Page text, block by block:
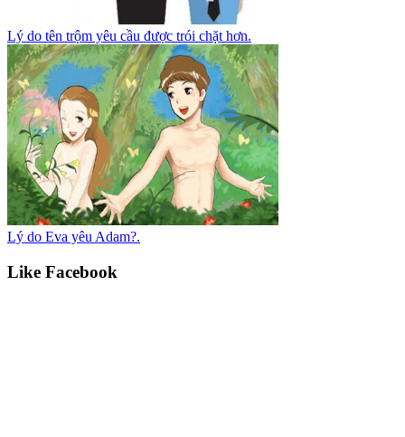
Lý do tên trộm yêu cầu được trói chặt hơn.
Lý do Eva yêu Adam?.
Like Facebook